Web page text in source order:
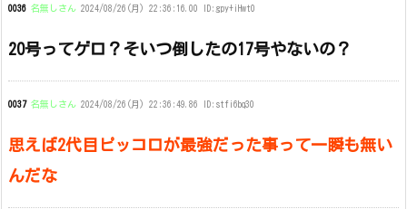
0036 名無しさん 2024/08/26(月) 22:36:16.00 ID:gpy+iHwt0
20号ってゲロ？そいつ倒したの17号やないの？
0037 名無しさん 2024/08/26(月) 22:36:49.86 ID:stfi6bq30
思えば2代目ピッコロが最強だった事って一瞬も無い
んだな